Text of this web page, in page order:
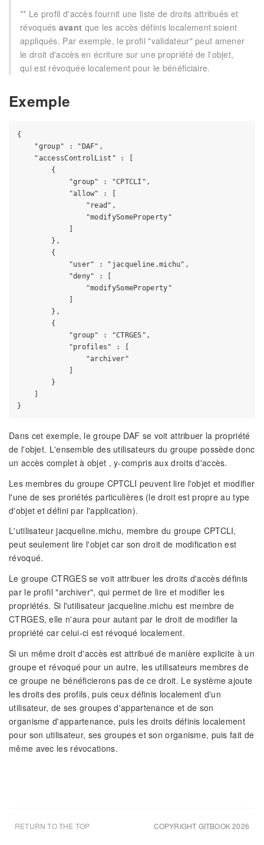
** Le profil d'accès fournit une liste de droits attribués et
révoqués avant que les accès définis localement soient
appliqués. Par exemple, le profil "validateur" peut amener
le droit d'accès en écriture sur une propriété de l'objet,
qui est révoquée localement pour le bénéficiaire.
Exemple
{
    "group" : "DAF",
    "accessControlList" : [
        {
            "group" : "CPTCLI",
            "allow" : [
                "read",
                "modifySomeProperty"
            ]
        },
        {
            "user" : "jacqueline.michu",
            "deny" : [
                "modifySomeProperty"
            ]
        },
        {
            "group" : "CTRGES",
            "profiles" : [
                "archiver"
            ]
        }
    ]
Dans cet exemple, le groupe DAF se voit attribuer la propriété
de l'objet. L'ensemble des utilisateurs du groupe possède donc
un accès complet à objet , y-compris aux droits d'accès.
Les membres du groupe CPTCLI peuvent lire l'objet et modifier
l'une de ses proriétés particulières (le droit est propre au type
d'objet et défini par l'application).
L'utilisateur jacqueline.michu, membre du groupe CPTCLI,
peut seulement lire l'objet car son droit de modification est
révoqué.
Le groupe CTRGES se voit attribuer les droits d'accès définis
par le profil "archiver", qui permet de lire et modifier les
propriétés. Si l'utilisateur jacqueline.michu est membre de
CTRGES, elle n'aura pour autant par le droit de modifier la
propriété car celui-ci est révoqué localement.
Si un même droit d'accès est attribué de manière explicite à un
groupe et révoqué pour un autre, les utilisateurs membres de
ce groupe ne bénéficierons pas de ce droit. Le système ajoute
les droits des profils, puis ceux définis localement d'un
utilisateur, de ses groupes d'appartenance et de son
organisme d'appartenance, puis les droits définis localement
pour son utilisateur, ses groupes et son organisme, puis fait de
même avec les révocations.
COPYRIGHT GITBOOK 2026
RETURN TO THE TOP